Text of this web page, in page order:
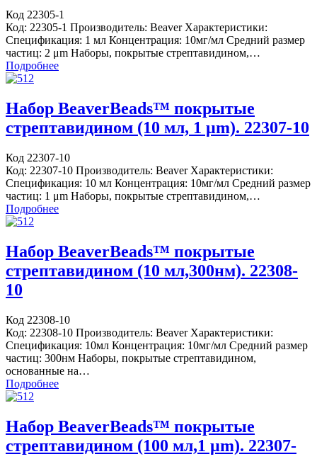
Код 22305-1
Код: 22305-1 Производитель: Beaver Характеристики:
Спецификация: 1 мл Концентрация: 10мг/мл Средний размер
частиц: 2 μm Наборы, покрытые стрептавидином,…
Подробнее
Набор BeaverBeads™ покрытые
стрептавидином (10 мл, 1 μm). 22307-10
Код 22307-10
Код: 22307-10 Производитель: Beaver Характеристики:
Спецификация: 10 мл Концентрация: 10мг/мл Средний размер
частиц: 1 μm Наборы, покрытые стрептавидином,…
Подробнее
Набор BeaverBeads™ покрытые
стрептавидином (10 мл,300нм). 22308-
10
Код 22308-10
Код: 22308-10 Производитель: Beaver Характеристики:
Спецификация: 10мл Концентрация: 10мг/мл Средний размер
частиц: 300нм Наборы, покрытые стрептавидином,
основанные на…
Подробнее
Набор BeaverBeads™ покрытые
стрептавидином (100 мл,1 μm). 22307-